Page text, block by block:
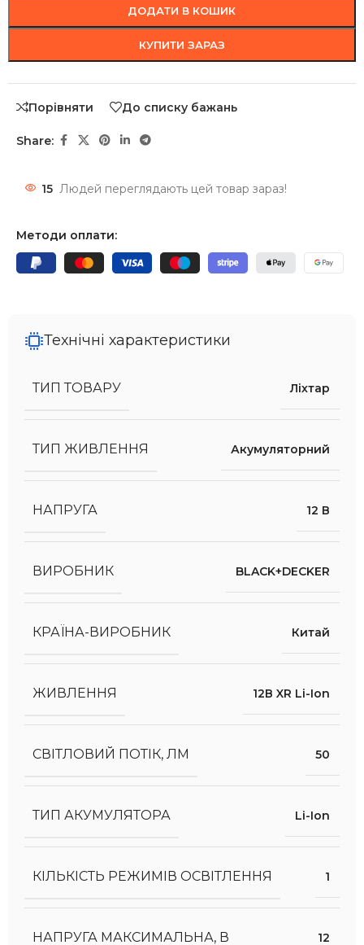
ДОДАТИ В КОШИК
КУПИТИ ЗАРАЗ
Порівняти До списку бажань
Share:
15 Людей переглядають цей товар зараз!
Методи оплати:
Технічні характеристики
ТИП ТОВАРУ Ліхтар
ТИП ЖИВЛЕННЯ Акумуляторний
НАПРУГА 12 В
ВИРОБНИК BLACK+DECKER
КРАЇНА-ВИРОБНИК Китай
ЖИВЛЕННЯ 12В XR Li-Ion
СВІТЛОВИЙ ПОТІК, ЛМ 50
ТИП АКУМУЛЯТОРА Li-Ion
КІЛЬКІСТЬ РЕЖИМІВ ОСВІТЛЕННЯ 1
НАПРУГА МАКСИМАЛЬНА, В 12